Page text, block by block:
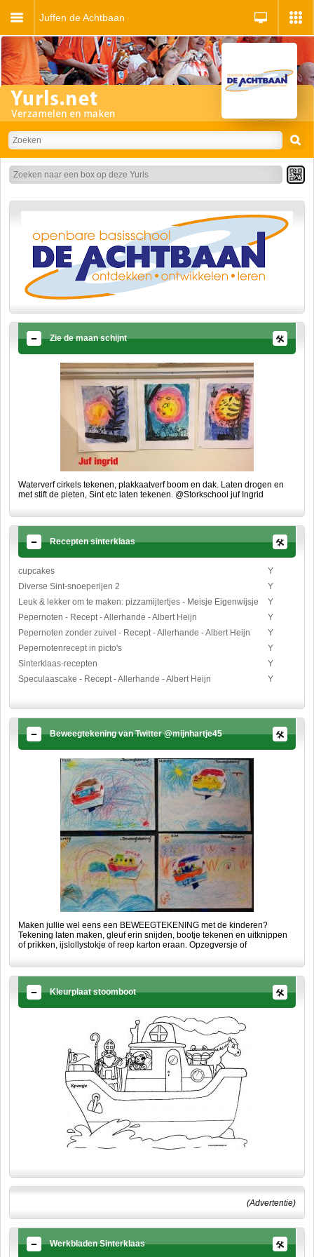
Juffen de Achtbaan
Zie de maan schijnt
Waterverf cirkels tekenen, plakkaatverf boom en dak. Laten drogen en
met stift de pieten, Sint etc laten tekenen. @Storkschool juf Ingrid
Recepten sinterklaas
cupcakes
Y
Diverse Sint-snoeperijen 2
Y
Leuk & lekker om te maken: pizzamijtertjes - Meisje Eigenwijsje
Y
Pepernoten - Recept - Allerhande - Albert Heijn
Y
Pepernoten zonder zuivel - Recept - Allerhande - Albert Heijn
Y
Pepernotenrecept in picto's
Y
Sinterklaas-recepten
Y
Speculaascake - Recept - Allerhande - Albert Heijn
Y
Beweegtekening van Twitter @mijnhartje45
Maken jullie wel eens een BEWEEGTEKENING met de kinderen?
Tekening laten maken, gleuf erin snijden, bootje tekenen en uitknippen
of prikken, ijslollystokje of reep karton eraan. Opzegversje of
Kleurplaat stoomboot
(Advertentie)
Werkbladen Sinterklaas